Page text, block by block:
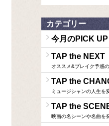
カテゴリー
今月のPICK
TAP the NEXT
オススメ&ブレイク予感
TAP the
ミュージシャンの人生を
TAP the
映画の名シーンや名曲を